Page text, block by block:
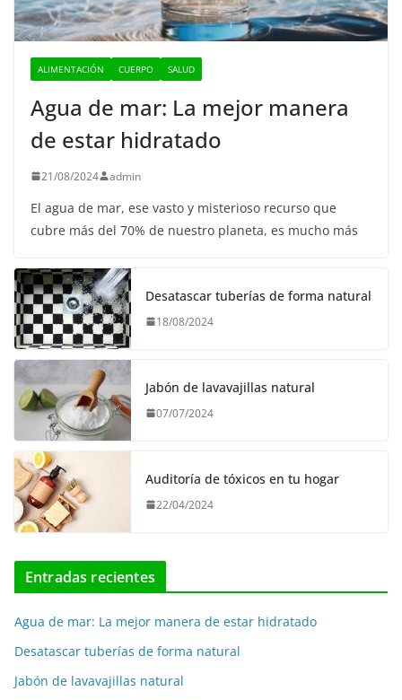
ALIMENTACIÓN CUERPO SALUD
Agua de mar: La mejor manera
de estar hidratado
21/08/2024 admin
El agua de mar, ese vasto y misterioso recurso que
cubre más del 70% de nuestro planeta, es mucho más
Desatascar tuberías de forma natural
18/08/2024
Jabón de lavavajillas natural
07/07/2024
Auditoría de tóxicos en tu hogar
22/04/2024
Entradas recientes
Agua de mar: La mejor manera de estar hidratado
Desatascar tuberías de forma natural
Jabón de lavavajillas natural